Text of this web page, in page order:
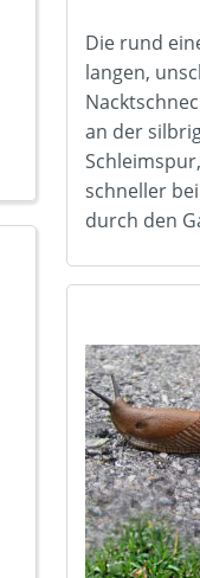
Die rund
langen,
an der
schneller
durch den